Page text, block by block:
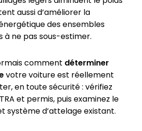
aussi d’améliorer la
des ensembles
à ne pas sous-estimer.
comment déterminer
votre voiture est réellement
en toute sécurité : vérifiez
et permis, puis examinez le
système d’attelage existant.